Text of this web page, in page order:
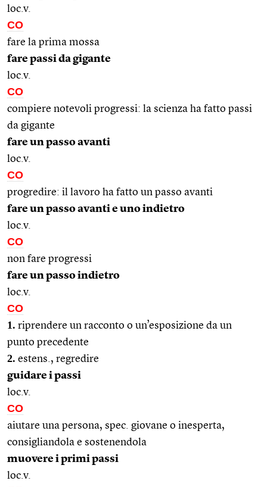
loc.v.
CO
fare la prima mossa
fare passi da gigante
loc.v.
CO
compiere notevoli progressi: la scienza ha fatto passi
da gigante
fare un passo avanti
loc.v.
CO
progredire: il lavoro ha fatto un passo avanti
fare un passo avanti e uno indietro
loc.v.
CO
non fare progressi
fare un passo indietro
loc.v.
CO
1. riprendere un racconto o un’esposizione da un
punto precedente
2. estens., regredire
guidare i passi
loc.v.
CO
aiutare una persona, spec. giovane o inesperta,
consigliandola e sostenendola
muovere i primi passi
loc.v.